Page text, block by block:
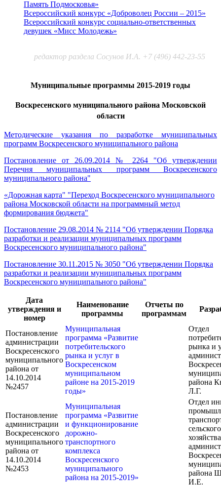
Память Подмосковья»
Всероссийский конкурс «Доброволец России – 2015»
Всероссийский конкурс социально-ответственных
девушек «Мисс Молодежь»
редактор раздела Сосунов И.А. +7 (496) 442-23-55
Муниципальные программы 2015-2019 годы
Воскресенского муниципального района Московской
области
Методические указания по разработке муниципальных
программ Воскресенского муниципального района
Постановление от 26.09.2014 № 2264 "Об утверждении
Перечня муниципальных программ Воскресенского
муниципального района"
«Дорожная карта" "Переход Воскресенского муниципального
района Московской области на программный метод
формирования бюджета"
Постановление 29.08.2014 № 2114 "Об утверждении Порядка
разработки и реализации муниципальных программ
Воскресенского муниципального района"
Постановление 30.11.2015 № 3050 "Об утверждении Порядка
разработки и реализации муниципальных программ
Воскресенского муниципального района"
Дата
утверждения и
номер
Наименование
программы
Отчеты по
программам
Постановление
администрации
Воскресенского
муниципального
района от
14.10.2014
№2457
Муниципальная
программа «Развитие
потребительского
рынка и услуг в
Воскресенском
муниципальном
районе на 2015-2019
годы»
Отдел
рынка и
района
Л.Г.
Постановление
администрации
Воскресенского
муниципального
района от
14.10.2014
№2453
Муниципальная
программа «Развитие
и функционирование
дорожно-
транспортного
комплекса
Воскресенского
муниципального
района на 2015-2019»
Отдел
сельского
хозяйства
района
И.Е.